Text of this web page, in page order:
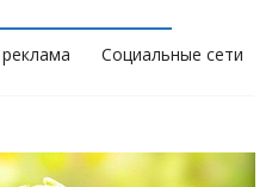
Социальные сети